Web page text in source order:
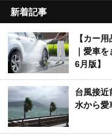
新着記事
【カー
｜愛車
6月版】
台風接近
水から愛